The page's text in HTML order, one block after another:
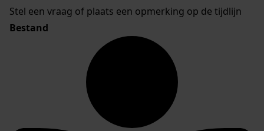
Stel een vraag of plaats een opmerking op de tijdlijn
Bestand